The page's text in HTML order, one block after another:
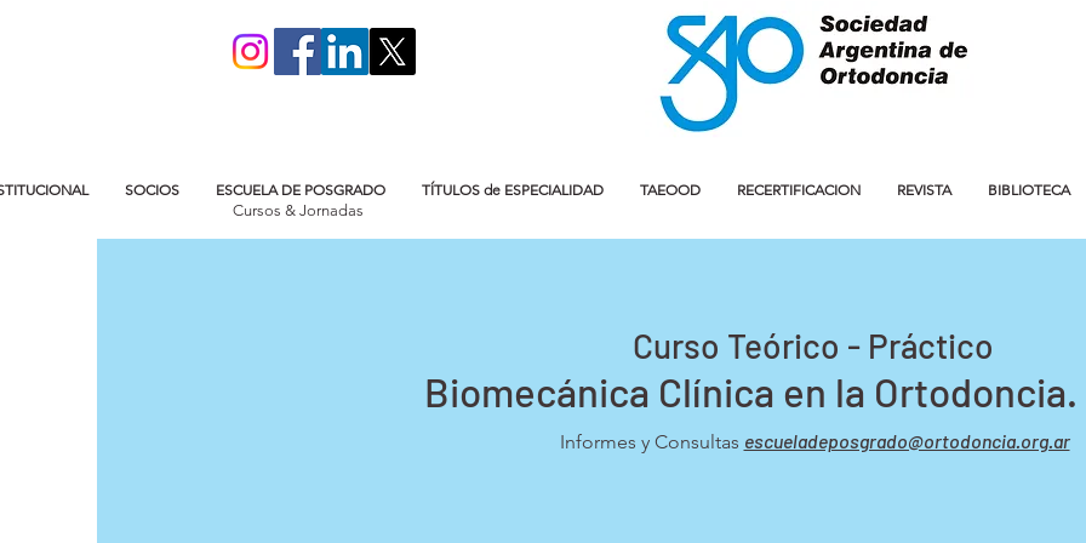
SOCIOS ESCUELA DE POSGRADO TÍTULOS de ESPECIALIDAD TAEOOD RECERTIFICACION REVISTA BIBLIOTECA
Cursos & Jornadas
Curso Teórico - Práctico
Biomecánica Clínica en la Ortodoncia.
Informes y Consultas escueladeposgrado@ortodoncia.org.ar